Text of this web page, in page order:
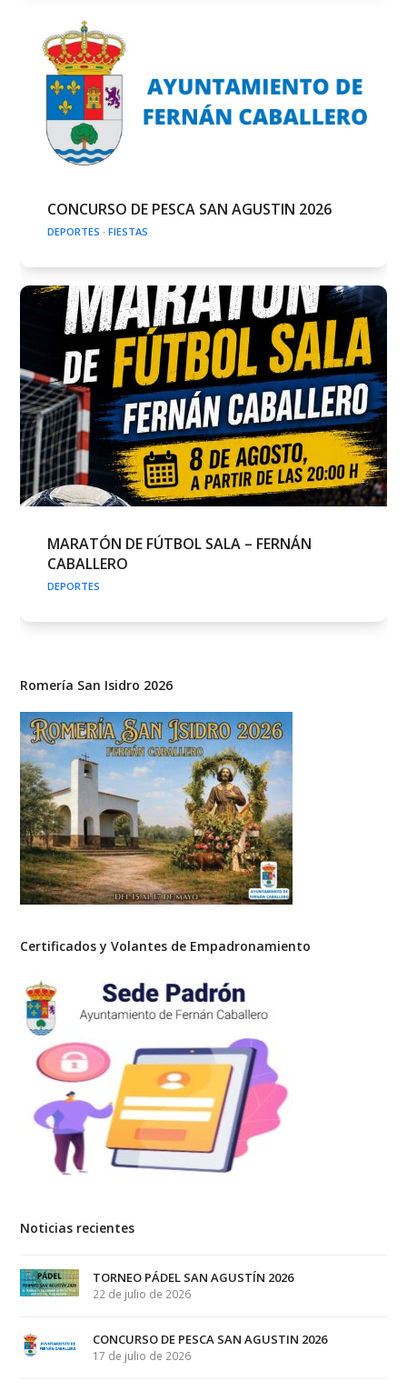
CONCURSO DE PESCA SAN AGUSTIN 2026
DEPORTES ·FIESTAS
MARATÓN DE FÚTBOL SALA – FERNÁN
CABALLERO
DEPORTES
Romería San Isidro 2026
Certificados y Volantes de Empadronamiento
Noticias recientes
TORNEO PÁDEL SAN AGUSTÍN 2026
22 de julio de 2026
CONCURSO DE PESCA SAN AGUSTIN 2026
17 de julio de 2026